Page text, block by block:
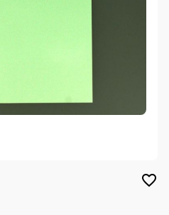
favorite_border